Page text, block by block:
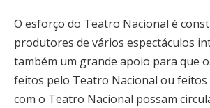
O esforço do Teatro Nacional é
produtores de vários espectáculos
também um grande apoio para que
feitos pelo Teatro Nacional ou feitos
com o Teatro Nacional possam